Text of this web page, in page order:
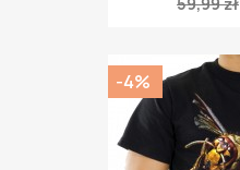
-4%